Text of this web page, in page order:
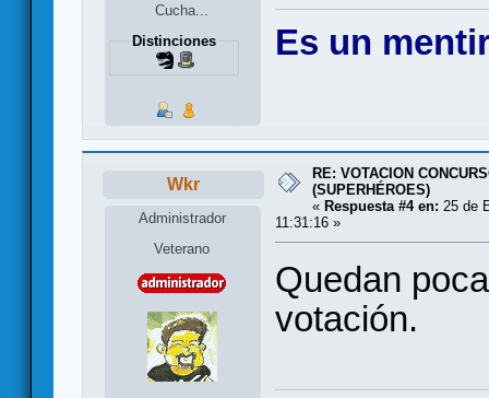
Cucha...
Distinciones
Es un
Wkr
Administrador
Veterano
RE: VOTACION
(SUPERHÉROES)
« Respuesta #4 en: 25 de
11:31:16 »
Quedan
votación.